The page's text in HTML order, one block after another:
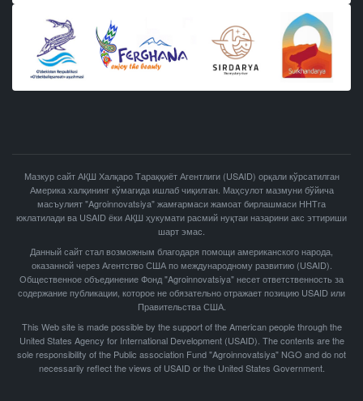
Мазкур сайт АҚШ Халқаро Тараққиёт Агентлиги (USAID) орқали кўрсатилган
Америка халқининг кўмагида ишлаб чиқилган. Маҳсулот мазмуни бўйича
масъулият "Agroinnovatsiya" жамғармаси жамоат бирлашмаси ННТга
юклатилади ва USAID ёки АҚШ ҳукумати расмий нуқтаи назарини акс эттириши
шарт эмас.
Данный сайт стал возможным благодаря помощи американского народа,
оказанной через Агентство США по международному развитию (USAID).
Общественное объединение Фонд "Agroinnovatsiya" несет ответственность за
содержание публикации, которое не обязательно отражает позицию USAID или
Правительства США.
This Web site is made possible by the support of the American people through the
United States Agency for International Development (USAID). The contents are the
sole responsibility of the Public association Fund "Agroinnovatsiya" NGO and do not
necessarily reflect the views of USAID or the United States Government.